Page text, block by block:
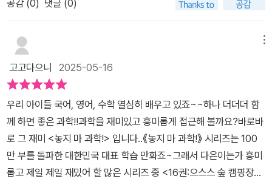
에 '정신이의 과학노트'라고 해서 관련있는 과학 이야기들이 요약정리
되어 한 눈에 알아볼 수 있구요마지막에는 '정신이의 실력 뽐내기 퀴
즈' 라고 해서 읽은 내용들을 한번 더 정리하고 넘어갈 수 있게 해 준
간 ​다음 이야기에 대한 예고편도 있습니다! 다음 책도 사달라고 조르
겠군요................ㅎㅎㅎㅎ캠핑장의 뒷 얘기도 다음권에 이어서 들려
준다고 하니 궁금해요! ​놓지마 과학 16권에 포함된 카드 모은느 것도
잊지 마세요!
받았고 본인의 주관적인 견해에 의하여 작성하였습니다. - #놓지마
과학, #초등과학만화, #초등과학, #과학만화, #위즈덤하우스, #우리
아이책카페
참가하면서벌어지는 사건들을담아 보았는데요.역시 정신이의 활약이
돋보이는 놓지마 과학!재미있게 학습만화를 보면서스스로 과학을 깨
우쳐 가는어린이 과학도서랍니다.요즘 많이들 다니는 캠핑장의 모습
을담아보고 거기서 벌어지는 미스테리한사건들을 과학을 통해 해결
해 가는정신이의 모습을 담아 보았어요.캠핑장에서는 어떤 일들이 벌
어지고있을까요?캠핑장에서 과학 공부는 물론,환경 문제까지 생각해
볼 수 있는유익한 이야기들로 가득 차 있답니다.이제 지루하고 따분
한 과학은 노!노!정신이와 함께 하는 과학의 세계로놀러 가보자고요.
공감 (0) 댓글 (0)
고고다으니 2025-05-16
우리 아이들 국어, 영어, 수학 열심히 배우고 있죠~~하나 더더더 함
께 하면 좋은 과학!!과학을 재미있고 흥미롭게 접근해 볼까요?바로바
로 그 재미 <놓지 마 과학!> 입니다..《놓지 마 과학!》 시리즈는 100
만 부를 돌파한 대한민국 대표 학습 만화죠~그래서 다은이는가 흥미
롭고 제일 제일 재밌어 할 많은 시리즈 중 <16권:으스스 숲 캠핑장의